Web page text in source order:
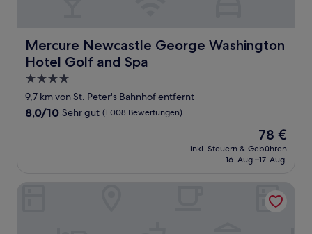
Mercure Newcastle George Washington
Hotel Golf and Spa
Mercure Newcastle George Washington Hotel Golf and
4.0-
Sterne-
Unterkunft
9,7 km von St. Peter's Bahnhof entfernt
8.0
Bewertungen)
8,0/10 Sehr gut (1.008 Bewertungen)
Der
Preis
beträgt
78 €
inkl. Steuern & Gebühren
16. Aug.–17. Aug.